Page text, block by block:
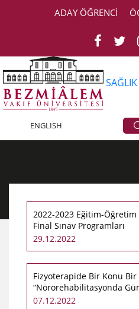
ADAY ÖĞRENCİ
ENGLISH
2022-2023 Eğitim-Öğretim
Final Sınav Programları
29.12.2022
Fizyoterapide Bir Konu Bir
“Nörorehabilitasyonda
07.12.2022